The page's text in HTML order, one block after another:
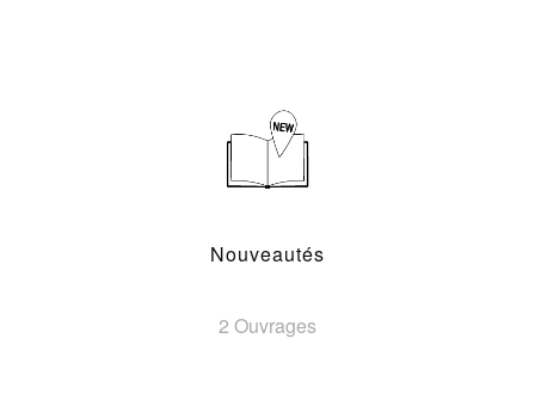
Nouveautés
2 Ouvrages